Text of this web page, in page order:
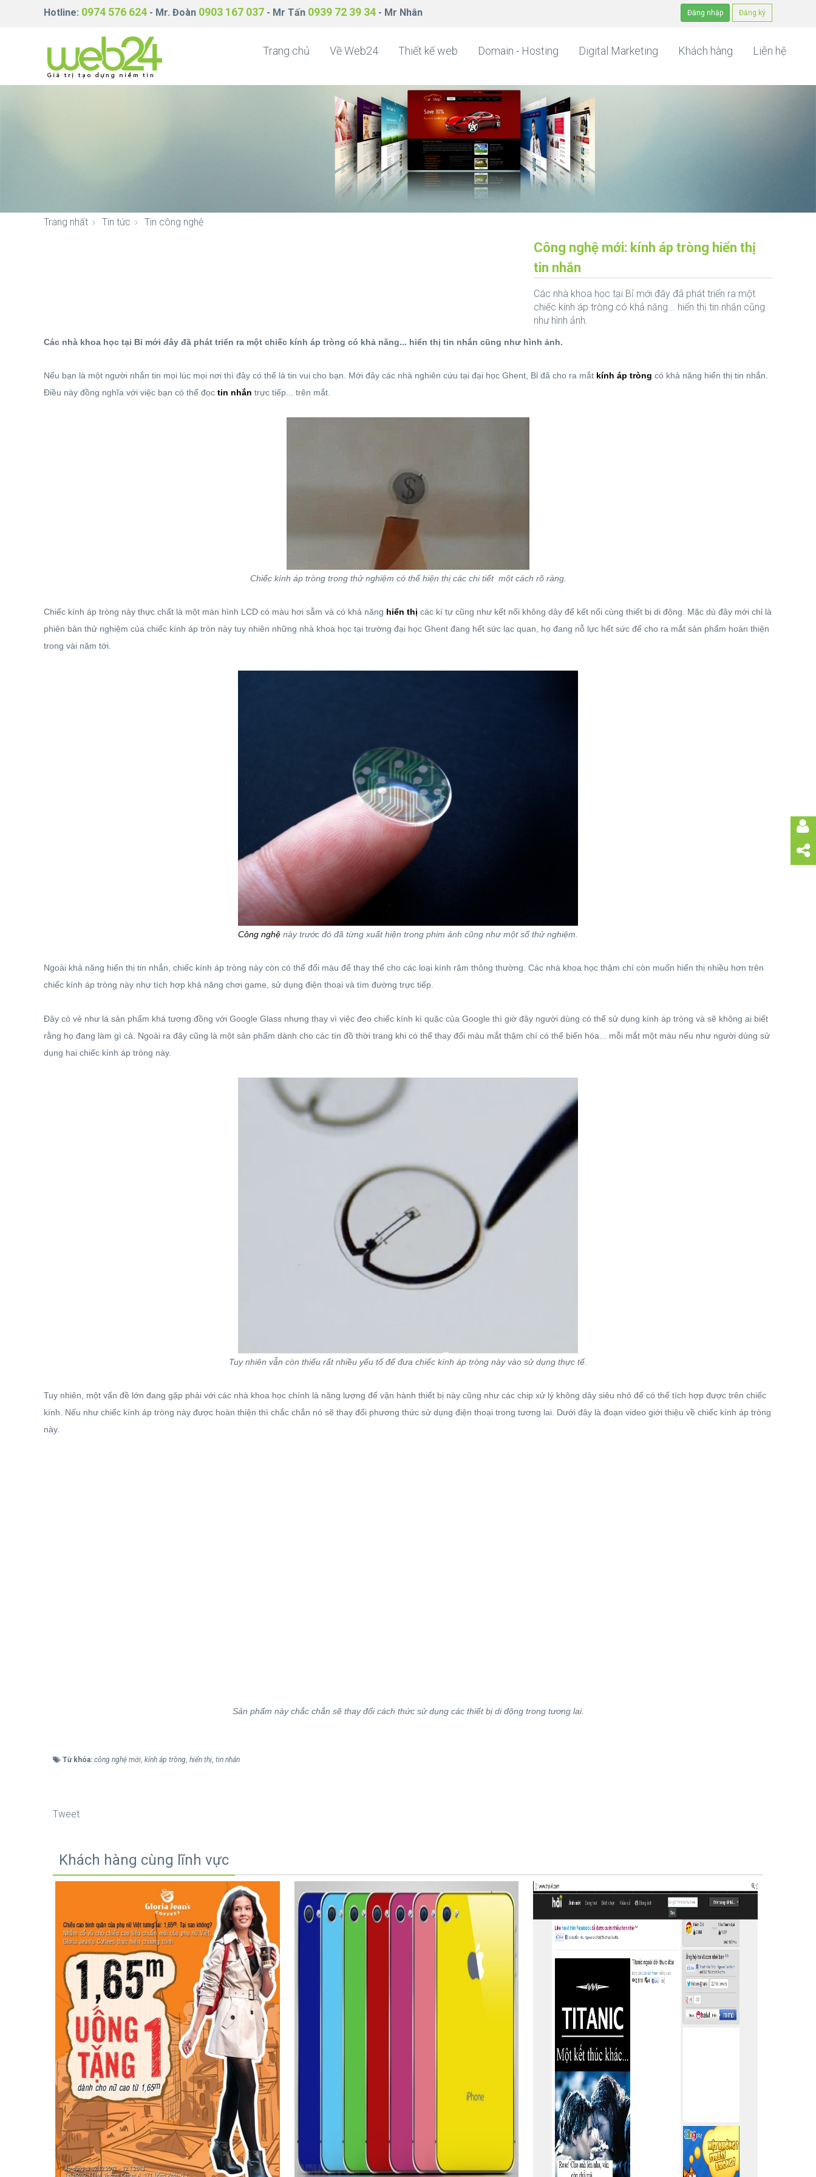
Trang chủ Về Web24 Thiết kế web Domain - Hosting Digital Marketing Khách hàng Liên hệ
Đăng nhập Đăng ký
Hotline: 0974 576 624 - Mr. Đoàn 0903 167 037 - Mr Tấn 0939 72 39 34 - Mr Nhân
Trang nhất Tin tức Tin công nghệ
Công nghệ mới: kính áp tròng hiển thị
tin nhắn
Các nhà khoa học tại Bỉ mới đây đã phát triển ra một
chiếc kính áp tròng có khả năng... hiển thị tin nhắn cũng
như hình ảnh.
Các nhà khoa học tại Bỉ mới đây đã phát triển ra một chiếc kính áp tròng có khả năng... hiển thị tin nhắn cũng như hình ảnh.
Nếu bạn là một người nhắn tin mọi lúc mọi nơi thì đây có thể là tin vui cho bạn. Mới đây các nhà nghiên cứu tại đại học Ghent, Bỉ đã cho ra mắt kính áp tròng có khả năng hiển thị tin nhắn.
Điều này đồng nghĩa với việc bạn có thể đọc tin nhắn trực tiếp... trên mắt.
Chiếc kính áp tròng trong thử nghiệm có thể hiện thị các chi tiết một cách rõ ràng.
Chiếc kính áp tròng này thực chất là một màn hình LCD có màu hơi sẫm và có khả năng hiển thị các kí tự cũng như kết nối không dây để kết nối cùng thiết bị di động. Mặc dù đây mới chỉ là
phiên bản thử nghiệm của chiếc kính áp tròn này tuy nhiên những nhà khoa học tại trường đại học Ghent đang hết sức lạc quan, họ đang nỗ lực hết sức để cho ra mắt sản phẩm hoàn thiện
trong vài năm tới.
Công nghệ này trước đó đã từng xuất hiện trong phim ảnh cũng như một số thử nghiệm.
Ngoài khả năng hiển thị tin nhắn, chiếc kính áp tròng này còn có thể đổi màu để thay thế cho các loại kính râm thông thường. Các nhà khoa học thậm chí còn muốn hiển thị nhiều hơn trên
chiếc kính áp tròng này như tích hợp khả năng chơi game, sử dụng điện thoại và tìm đường trực tiếp.
Đây có vẻ như là sản phẩm khá tương đồng với Google Glass nhưng thay vì việc đeo chiếc kính kì quặc của Google thì giờ đây người dùng có thể sử dụng kính áp tròng và sẽ không ai biết
rằng họ đang làm gì cả. Ngoài ra đây cũng là một sản phẩm dành cho các tín đồ thời trang khi có thể thay đổi màu mắt thậm chí có thể biến hóa... mỗi mắt một màu nếu như người dùng sử
dụng hai chiếc kính áp tròng này.
Tuy nhiên vẫn còn thiếu rất nhiều yếu tố để đưa chiếc kính áp tròng này vào sử dụng thực tế.
Tuy nhiên, một vấn đề lớn đang gặp phải với các nhà khoa học chính là năng lượng để vận hành thiết bị này cũng như các chip xử lý không dây siêu nhỏ để có thể tích hợp được trên chiếc
kính. Nếu như chiếc kính áp tròng này được hoàn thiện thì chắc chắn nó sẽ thay đổi phương thức sử dụng điện thoại trong tương lai. Dưới đây là đoạn video giới thiệu về chiếc kính áp tròng
này.
Sản phẩm này chắc chắn sẽ thay đổi cách thức sử dụng các thiết bị di động trong tương lai.
Từ khóa: công nghệ mới, kính áp tròng, hiển thị, tin nhắn
Tweet
Khách hàng cùng lĩnh vực